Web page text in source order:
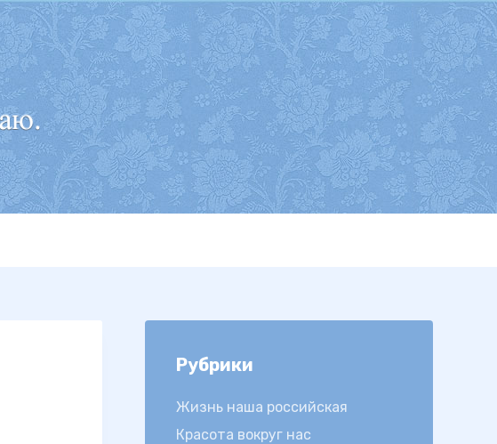
Рубрики
Жизнь наша российская
Красота вокруг нас